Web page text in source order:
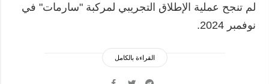
لم تنجح عملية الإطلاق التجريبي لمركبة "سارمات" في
نوفمبر 2024.
القراءة بالكامل